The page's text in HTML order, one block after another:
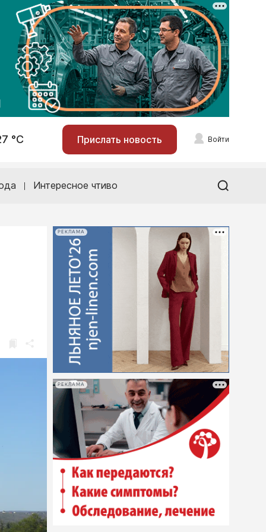
°С Прислать новость Войти
Интересное чтиво
РЕКЛАМА
РЕКЛАМА